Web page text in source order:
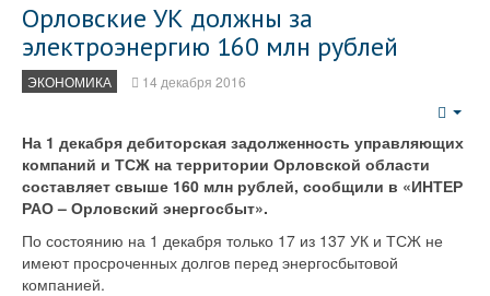
Орловские УК должны за
электроэнергию 160 млн рублей
ЭКОНОМИКА 14 декабря 2016
На 1 декабря дебиторская задолженность управляющих
компаний и ТСЖ на территории Орловской области
составляет свыше 160 млн рублей, сообщили в «ИНТЕР
РАО – Орловский энергосбыт».
По состоянию на 1 декабря только 17 из 137 УК и ТСЖ не
имеют просроченных долгов перед энергосбытовой
компанией.